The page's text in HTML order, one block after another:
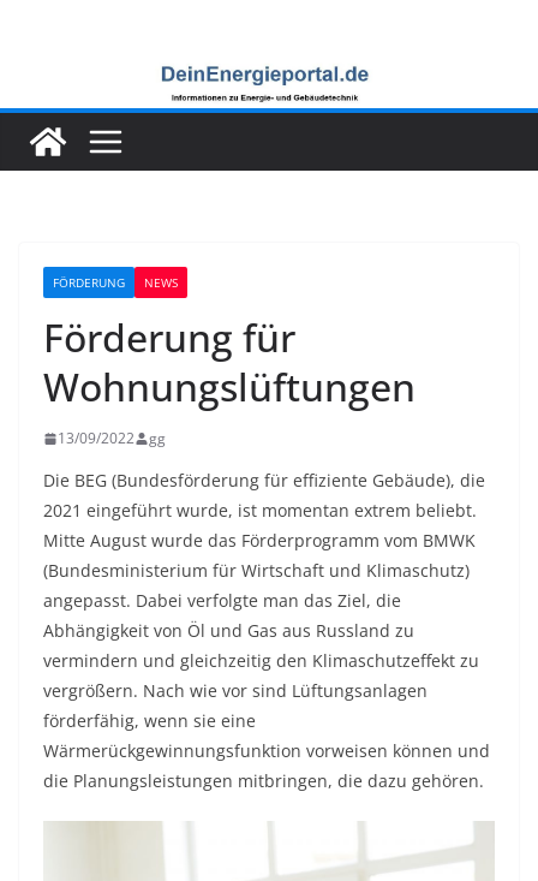
FÖRDERUNG NEWS
Förderung für
Wohnungslüftungen
13/09/2022 gg
Die BEG (Bundesförderung für effiziente Gebäude), die
2021 eingeführt wurde, ist momentan extrem beliebt.
Mitte August wurde das Förderprogramm vom BMWK
(Bundesministerium für Wirtschaft und Klimaschutz)
angepasst. Dabei verfolgte man das Ziel, die
Abhängigkeit von Öl und Gas aus Russland zu
vermindern und gleichzeitig den Klimaschutzeffekt zu
vergrößern. Nach wie vor sind Lüftungsanlagen
förderfähig, wenn sie eine
Wärmerückgewinnungsfunktion vorweisen können und
die Planungsleistungen mitbringen, die dazu gehören.